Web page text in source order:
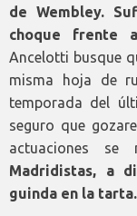
de Wembley.
choque frente
Ancelotti busque
misma hoja de
temporada del
seguro que
actuaciones
Madridistas, a
guinda en la